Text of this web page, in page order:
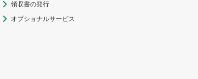
 領収書の発行
 オプショナルサービス